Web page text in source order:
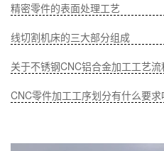
精密零件的表面处理工艺
线切割机床的三大部分组成
关于不锈钢CNC铝合金加工工艺流
CNC零件加工工序划分有什么要求